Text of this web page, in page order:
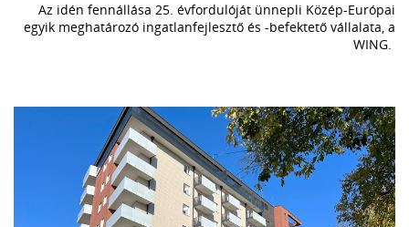
Az idén fennállása 25. évfordulóját ünnepli Közép-Európai
egyik meghatározó ingatlanfejlesztő és -befektető vállalata, a
WING.